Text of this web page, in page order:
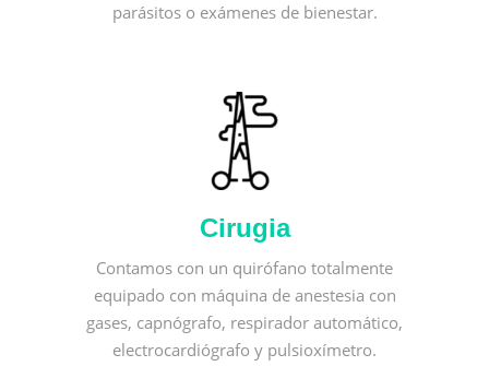
parásitos o exámenes de bienestar.
Cirugia
Contamos con un quirófano totalmente
equipado con máquina de anestesia con
gases, capnógrafo, respirador automático,
electrocardiógrafo y pulsioxímetro.